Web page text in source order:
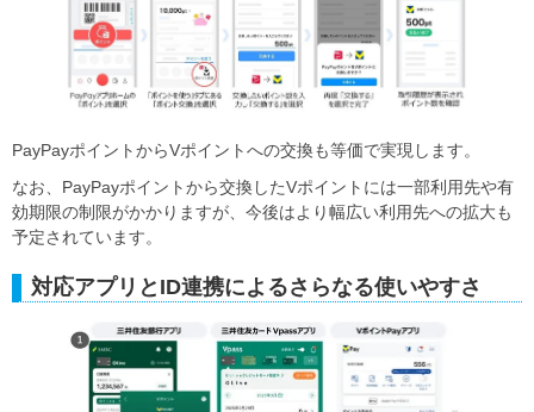
PayPayポイントからVポイントへの交換も等価で実現します。
なお、PayPayポイントから交換したVポイントには一部利用先や有
効期限の制限がかかりますが、今後はより幅広い利用先への拡大も
予定されています。
対応アプリとID連携によるさらなる使いやすさ